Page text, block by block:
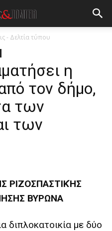
- Δελτία τύπου
η
τον δήμο,
των
των
ΡΙΖΟΣΠΑΣΤΙΚΉΣ
ΒΥΡΩΝΑ
διπλοκατοικία με δύο